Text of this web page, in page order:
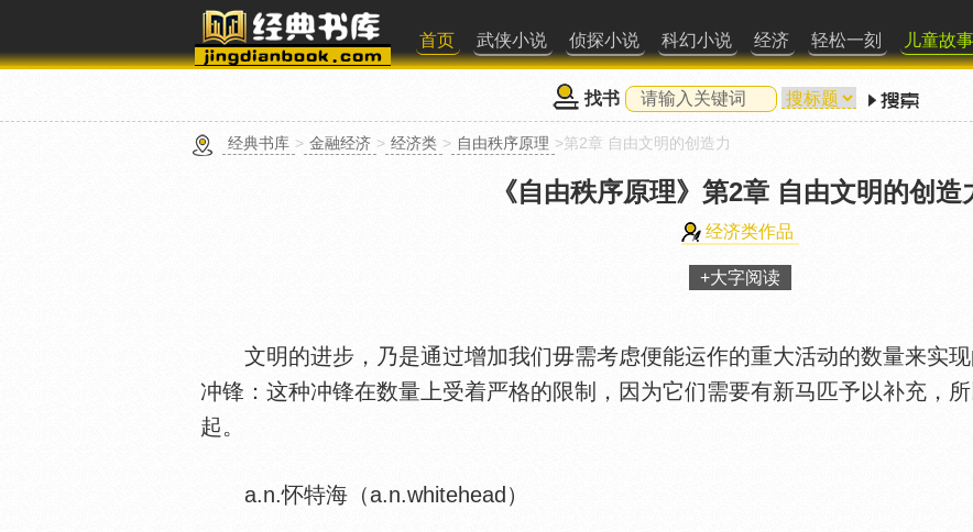
首页 武侠小说 侦探小说 科幻小说 经济 轻松一刻 儿童故事
找书
经典书库 > 金融经济 > 经济类 > 自由秩序原理 >第2章 自由文明的创造力
《自由秩序原理》 第2章 自由文明的创造
经济类作品
+大字阅读
文明的进步，乃是通过增加我们毋需考虑便能运作的重大活动的数量来实现
冲锋：这种冲锋在数量上受着严格的限制，因为它们需要有新马匹予以补充，
起。
a.n.怀特海（a.n.whitehead）